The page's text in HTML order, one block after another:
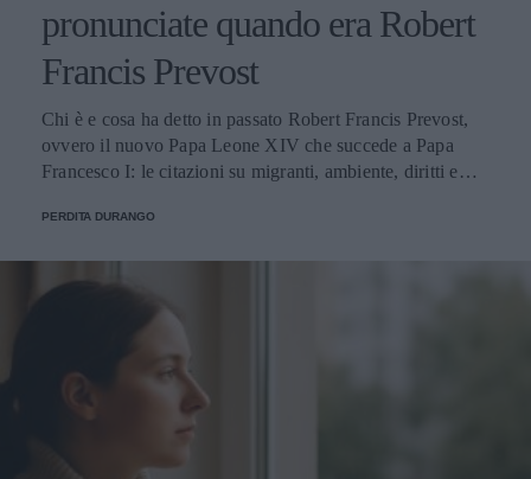
pronunciate quando era Robert
Francis Prevost
Chi è e cosa ha detto in passato Robert Francis Prevost,
ovvero il nuovo Papa Leone XIV che succede a Papa
Francesco I: le citazioni su migranti, ambiente, diritti e
PERDITA DURANGO